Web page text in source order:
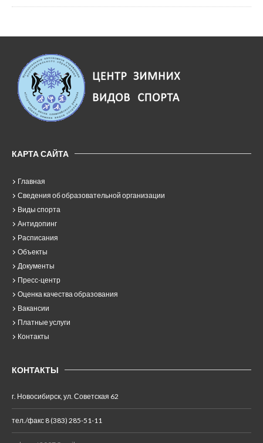
КАРТА САЙТА
Главная
Сведения об образовательной организации
Виды спорта
Антидопинг
Расписания
Объекты
Документы
Пресс-центр
Оценка качества образования
Вакансии
Платные услуги
Контакты
КОНТАКТЫ
г. Новосибирск, ул. Советская 62
тел./факс 8 (383) 285-51-11